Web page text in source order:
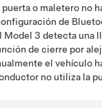
puerta o maletero no
de
Model 3 detecta una
de cierre por
el vehículo
no utiliza la